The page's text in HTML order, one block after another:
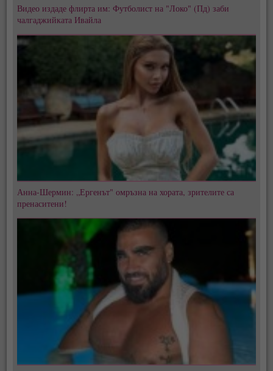
Видео издаде флирта им: Футболист на "Локо" (Пд) заби
чалгаджийката Ивайла
Анна-Шермин: „Ергенът" омръзна на хората, зрителите са
пренаситени!